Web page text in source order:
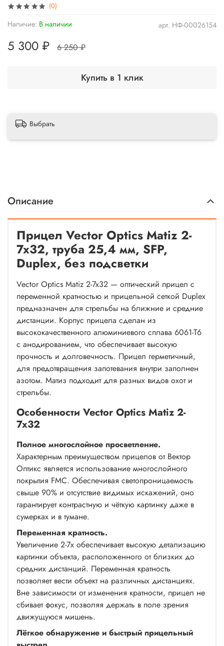
(0)
арт. НФ-00026154
Наличие: В наличии
5 300 ₽ 6 250 ₽
Купить в 1 клик
Выбрать
Описание
Прицел Vector Optics Matiz 2-
7x32, труба 25,4 мм, SFP,
Duplex, без подсветки
Vector Optics Matiz 2-7x32 — оптический прицел с
переменной кратностью и прицельной сеткой Duplex
предназначен для стрельбы на ближние и средние
дистанции. Корпус прицела сделан из
высококачественного алюминиевого сплава 6061-T6
с анодированием, что обеспечивает высокую
прочность и долговечность. Прицел герметичный,
для предотвращения запотевания внутри заполнен
азотом. Матиз подходит для разных видов охот и
стрельбы.
Особенности Vector Optics Matiz 2-
7x32
Полное многослойное просветление.
Характерным преимуществом прицелов от Вектор
Оптикс является использование многослойного
покрытия FMC. Обеспечивая светопроницаемость
свыше 90% и отсутствие видимых искажений, оно
гарантирует контрастную и чёткую картинку даже в
сумерках и в тумане.
Переменная кратность.
Увеличение 2-7х обеспечивает высокую детализацию
картинки объекта, расположенного от близких до
средних дистанций. Переменная кратность
позволяет вести объект на различных дистанциях.
Вне зависимости от изменения кратности, прицел не
сбивает фокус, позволяя держать в поле зрения
движущуюся мишень.
Лёгкое обнаружение и быстрый прицельный